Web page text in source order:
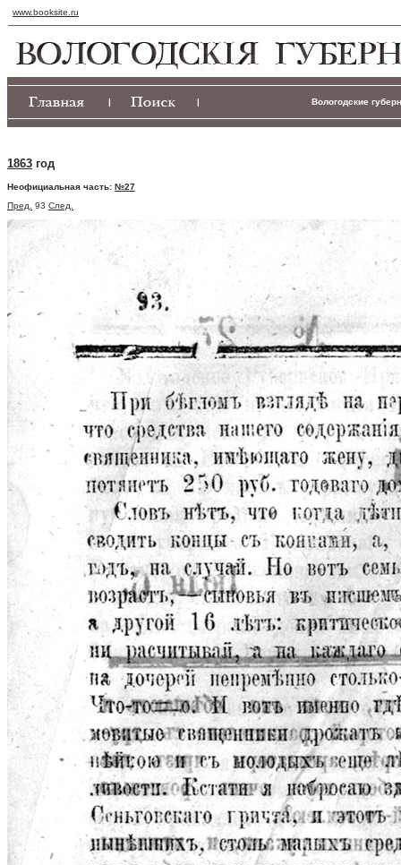
www.booksite.ru
| | Вологодские
1863 год
Неофициальная часть: №27
Пред.
93 След.